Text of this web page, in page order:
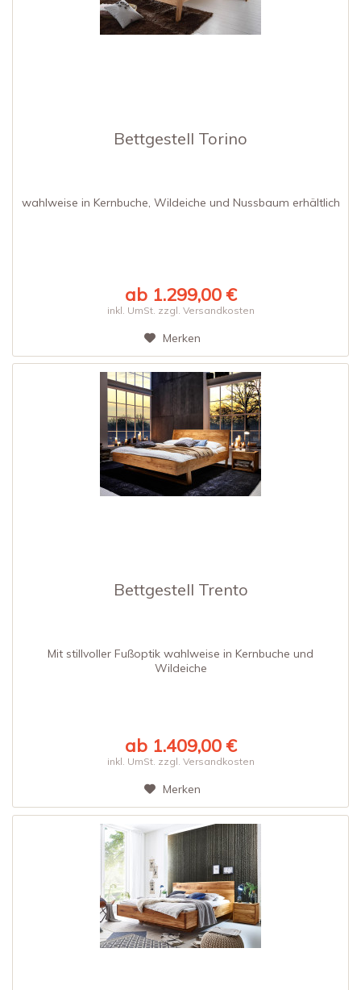
Bettgestell Torino
wahlweise in Kernbuche, Wildeiche und Nussbaum erhältlich
ab 1.299,00 €
inkl. UmSt. zzgl. Versandkosten
Merken
Bettgestell Trento
Mit stillvoller Fußoptik wahlweise in Kernbuche und
Wildeiche
ab 1.409,00 €
inkl. UmSt. zzgl. Versandkosten
Merken